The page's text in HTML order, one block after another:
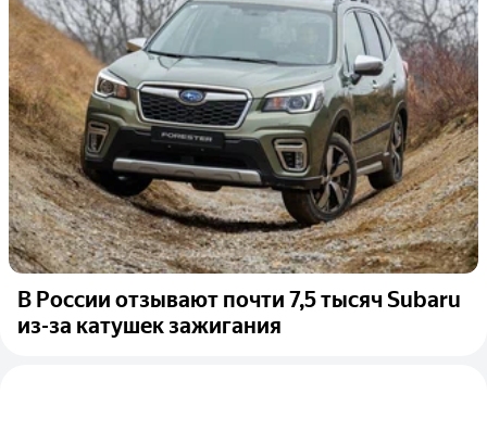
В России отзывают почти 7,5 тысяч Subaru
из-за катушек зажигания